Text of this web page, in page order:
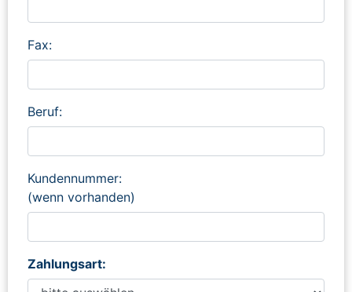
Fax:
Beruf:
Kundennummer:
(wenn vorhanden)
Zahlungsart: